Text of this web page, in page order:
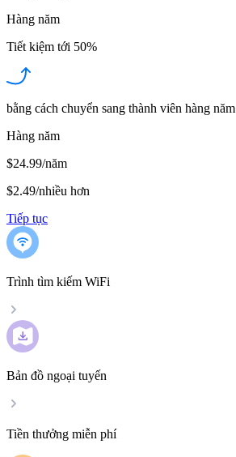
Hàng năm
Tiết kiệm tới 50%
bằng cách chuyển sang thành viên hàng năm
Hàng năm
$24.99/năm
$2.49/nhiều hơn
Tiếp tục
Trình tìm kiếm WiFi
Bản đồ ngoại tuyến
Tiền thưởng miễn phí